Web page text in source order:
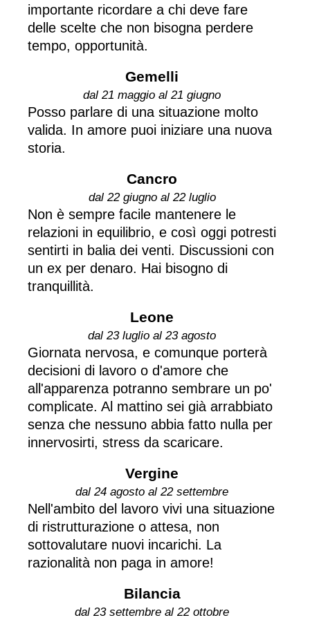
importante ricordare a chi deve fare
delle scelte che non bisogna perdere
tempo, opportunità.
Gemelli
dal 21 maggio al 21 giugno
Posso parlare di una situazione molto
valida. In amore puoi iniziare una nuova
storia.
Cancro
dal 22 giugno al 22 luglio
Non è sempre facile mantenere le
relazioni in equilibrio, e così oggi potresti
sentirti in balia dei venti. Discussioni con
un ex per denaro. Hai bisogno di
tranquillità.
Leone
dal 23 luglio al 23 agosto
Giornata nervosa, e comunque porterà
decisioni di lavoro o d'amore che
all'apparenza potranno sembrare un po'
complicate. Al mattino sei già arrabbiato
senza che nessuno abbia fatto nulla per
innervosirti, stress da scaricare.
Vergine
dal 24 agosto al 22 settembre
Nell'ambito del lavoro vivi una situazione
di ristrutturazione o attesa, non
sottovalutare nuovi incarichi. La
razionalità non paga in amore!
Bilancia
dal 23 settembre al 22 ottobre